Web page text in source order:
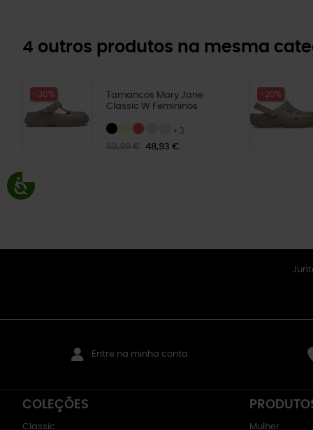
4 outros produtos na mesma
-30%
Tamancos Mary Jane
Classic W Femininos
+3
69,99 €
48,93 €
-20%
Entre na minha conta
COLEÇÕES
Classic Mulher